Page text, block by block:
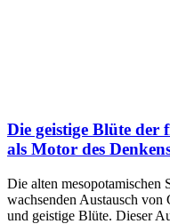
Die geistige Blüte der
als Motor des
Die alten mesopotamischen
wachsenden Austausch von
und geistige Blüte. Dieser